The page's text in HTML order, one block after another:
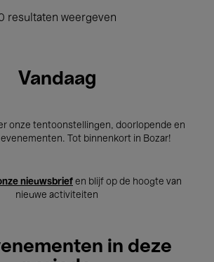
resultaten weergeven
Vandaag
onze tentoonstellingen, doorlopende en
Tot binnenkort in Bozar!
nieuwsbrief en blijf op de hoogte van
nieuwe activiteiten
in deze